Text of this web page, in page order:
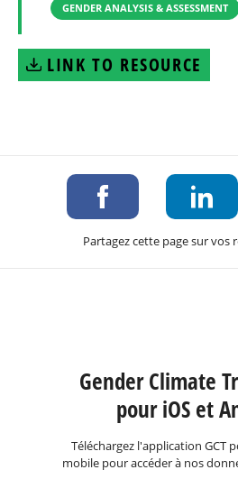
GENDER ANALYSIS & ASSESSMENT
LINK TO RESOURCE
Partagez cette page sur vos
Gender Climate
pour iOS et
Téléchargez l'application GCT
mobile pour accéder à nos